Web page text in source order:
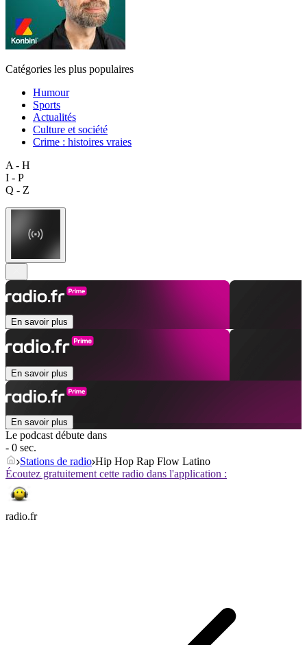
Catégories les plus populaires
Humour
Sports
Actualités
Culture et société
Crime : histoires vraies
A - H
I - P
Q - Z
En savoir plus
En savoir plus
En savoir plus
Le podcast débute dans
- 0 sec.
Stations de radio Hip Hop Rap Flow Latino
Écoutez gratuitement cette radio dans l'application :
radio.fr